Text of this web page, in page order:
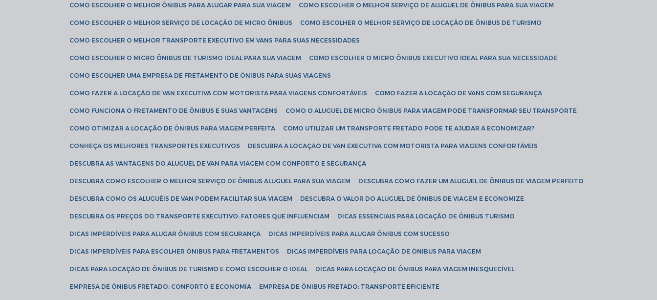
COMO ESCOLHER O MELHOR ÔNIBUS PARA ALUGAR PARA SUA VIAGEM COMO ESCOLHER O MELHOR SERVIÇO DE ALUGUEL DE ÔNIBUS PARA SUA VIAGEM
COMO ESCOLHER O MELHOR SERVIÇO DE LOCAÇÃO DE MICRO ÔNIBUS COMO ESCOLHER O MELHOR SERVIÇO DE LOCAÇÃO DE ÔNIBUS DE TURISMO
COMO ESCOLHER O MELHOR TRANSPORTE EXECUTIVO EM VANS PARA SUAS NECESSIDADES
COMO ESCOLHER O MICRO ÔNIBUS DE TURISMO IDEAL PARA SUA VIAGEM COMO ESCOLHER O MICRO ÔNIBUS EXECUTIVO IDEAL PARA SUA NECESSIDADE
COMO ESCOLHER UMA EMPRESA DE FRETAMENTO DE ÔNIBUS PARA SUAS VIAGENS
COMO FAZER A LOCAÇÃO DE VAN EXECUTIVA COM MOTORISTA PARA VIAGENS CONFORTÁVEIS COMO FAZER A LOCAÇÃO DE VANS COM SEGURANÇA
COMO FUNCIONA O FRETAMENTO DE ÔNIBUS E SUAS VANTAGENS COMO O ALUGUEL DE MICRO ÔNIBUS PARA VIAGEM PODE TRANSFORMAR SEU TRANSPORTE
COMO OTIMIZAR A LOCAÇÃO DE ÔNIBUS PARA VIAGEM PERFEITA COMO UTILIZAR UM TRANSPORTE FRETADO PODE TE AJUDAR A ECONOMIZAR?
CONHEÇA OS MELHORES TRANSPORTES EXECUTIVOS DESCUBRA A LOCAÇÃO DE VAN EXECUTIVA COM MOTORISTA PARA VIAGENS CONFORTÁVEIS
DESCUBRA AS VANTAGENS DO ALUGUEL DE VAN PARA VIAGEM COM CONFORTO E SEGURANÇA
DESCUBRA COMO ESCOLHER O MELHOR SERVIÇO DE ÔNIBUS ALUGUEL PARA SUA VIAGEM DESCUBRA COMO FAZER UM ALUGUEL DE ÔNIBUS DE VIAGEM PERFEITO
DESCUBRA COMO OS ALUGUÉIS DE VAN PODEM FACILITAR SUA VIAGEM DESCUBRA O VALOR DO ALUGUEL DE ÔNIBUS DE VIAGEM E ECONOMIZE
DESCUBRA OS PREÇOS DO TRANSPORTE EXECUTIVO: FATORES QUE INFLUENCIAM DICAS ESSENCIAIS PARA LOCAÇÃO DE ÔNIBUS TURISMO
DICAS IMPERDÍVEIS PARA ALUGAR ÔNIBUS COM SEGURANÇA DICAS IMPERDÍVEIS PARA ALUGAR ÔNIBUS COM SUCESSO
DICAS IMPERDÍVEIS PARA ESCOLHER ÔNIBUS PARA FRETAMENTOS DICAS IMPERDÍVEIS PARA LOCAÇÃO DE ÔNIBUS PARA VIAGEM
DICAS PARA LOCAÇÃO DE ÔNIBUS DE TURISMO E COMO ESCOLHER O IDEAL DICAS PARA LOCAÇÃO DE ÔNIBUS PARA VIAGEM INESQUECÍVEL
EMPRESA DE ÔNIBUS FRETADO: CONFORTO E ECONOMIA EMPRESA DE ÔNIBUS FRETADO: TRANSPORTE EFICIENTE